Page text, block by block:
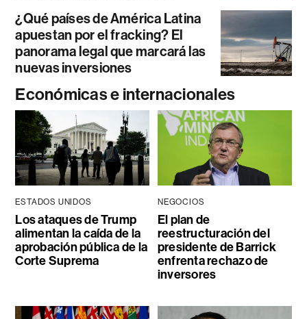
¿Qué países de América Latina
apuestan por el fracking? El
panorama legal que marcará las
nuevas inversiones
Económicas e internacionales
ESTADOS UNIDOS
Los ataques de Trump
alimentan la caída de la
aprobación pública de la
Corte Suprema
NEGOCIOS
El plan de
reestructuración del
presidente de Barrick
enfrenta rechazo de
inversores